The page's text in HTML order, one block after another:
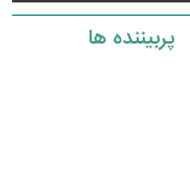
پربیننده ها